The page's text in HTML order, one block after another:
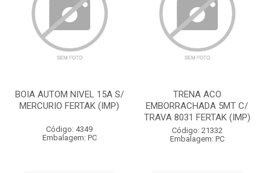
BOIA AUTOM NIVEL 15A S/
MERCURIO FERTAK (IMP)
Código: 4349
Embalagem: PC
TRENA ACO
EMBORRACHADA 5MT C/
TRAVA 8031 FERTAK (IMP)
Código: 21332
Embalagem: PC